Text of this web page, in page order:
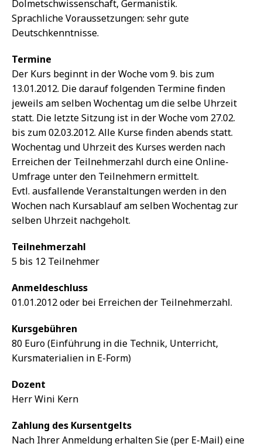
Dolmetschwissenschaft, Germanistik.
Sprachliche Voraussetzungen: sehr gute
Deutschkenntnisse.
Termine
Der Kurs beginnt in der Woche vom 9. bis zum
13.01.2012. Die darauf folgenden Termine finden
jeweils am selben Wochentag um die selbe Uhrzeit
statt. Die letzte Sitzung ist in der Woche vom 27.02.
bis zum 02.03.2012. Alle Kurse finden abends statt.
Wochentag und Uhrzeit des Kurses werden nach
Erreichen der Teilnehmerzahl durch eine Online-
Umfrage unter den Teilnehmern ermittelt.
Evtl. ausfallende Veranstaltungen werden in den
Wochen nach Kursablauf am selben Wochentag zur
selben Uhrzeit nachgeholt.
Teilnehmerzahl
5 bis 12 Teilnehmer
Anmeldeschluss
01.01.2012 oder bei Erreichen der Teilnehmerzahl.
Kursgebühren
80 Euro (Einführung in die Technik, Unterricht,
Kursmaterialien in E-Form)
Dozent
Herr Wini Kern
Zahlung des Kursentgelts
Nach Ihrer Anmeldung erhalten Sie (per E-Mail) eine